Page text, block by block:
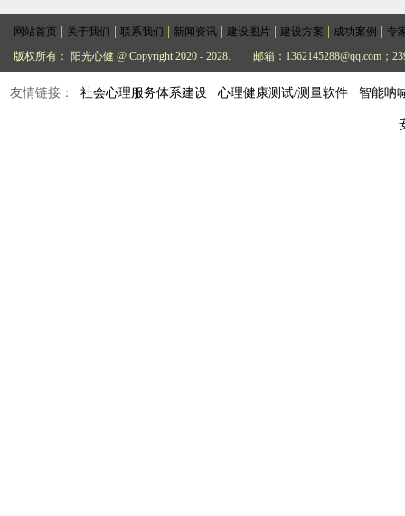
网站首页 关于我们 联系我们 新闻资讯 建设图片 建设方案 成功案例
专
版权所有： 阳光心健 @ Copyright 2020 - 2028.
邮箱：1362145288@qq.com；
友情链接： 社会心理服务体系建设 心理健康测试/测量软件 智能呐